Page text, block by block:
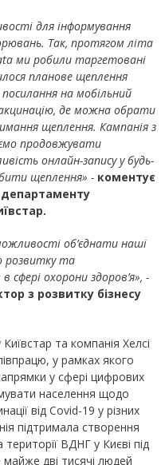
для інформування
Так, протягом літа
ми робили таргетовані
планове щеплення
на мобільний
де можна обрати
щеплення. Кампанія з
продовжувати
онлайн-запису у будь-
щеплення» - коментує
об’єднати наші
розвитку та
сфері охорони здоров’я», -
з розвитку бізнесу
та компанія Хелсі
у рамках якого
у сфері цифрових
населення щодо
від Сovid-19 у різних
підтримала створення
ВДНГ у Києві під
дві тисячі людей